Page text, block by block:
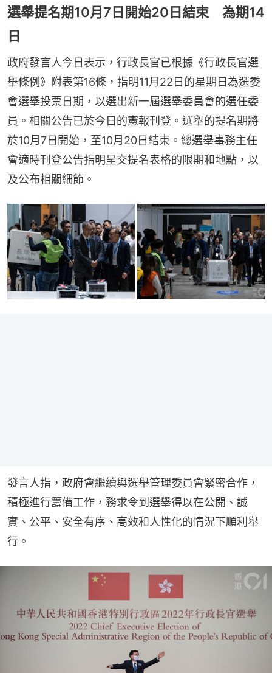
選舉提名期10月7日開始20日結束 為期14
日
政府發言人今日表示，行政長官已根據《行政長官選
舉條例》附表第16條，指明11月22日的星期日為選委
會選舉投票日期，以選出新一屆選舉委員會的選任委
員。相關公告已於今日的憲報刊登。選舉的提名期將
於10月7日開始，至10月20日結束。總選舉事務主任
會適時刊登公告指明呈交提名表格的限期和地點，以
及公布相關細節。
發言人指，政府會繼續與選舉管理委員會緊密合作，
積極進行籌備工作，務求令到選舉得以在公開、誠
實、公平、安全有序、高效和人性化的情況下順利舉
行。